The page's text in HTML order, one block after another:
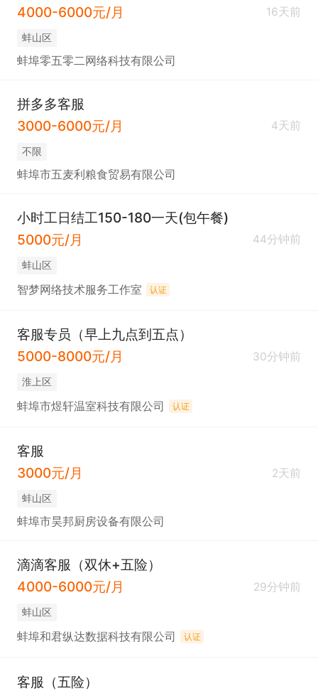
4000-6000元/月
16天前
蚌山区
蚌埠零五零二网络科技有限公司
拼多多客服
3000-6000元/月
4天前
不限
蚌埠市五麦利粮食贸易有限公司
小时工日结工150-180一天(包午餐)
5000元/月
44分钟前
蚌山区
智梦网络技术服务工作室 认证
客服专员（早上九点到五点）
5000-8000元/月
30分钟前
淮上区
蚌埠市煜轩温室科技有限公司 认证
客服
3000元/月
2天前
蚌山区
蚌埠市昊邦厨房设备有限公司
滴滴客服（双休+五险）
4000-6000元/月
29分钟前
蚌山区
蚌埠和君纵达数据科技有限公司 认证
客服（五险）